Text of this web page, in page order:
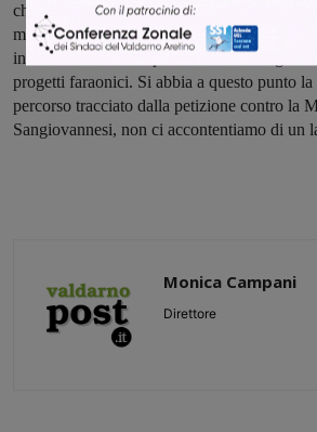
chi ( come noi e gli amici del comitato No
miglioramento della viabilità come
interventi mirati che partissero dai bisogni
progetti faraonici. Si abbia a questo punto
percorso tracciato dalla petizione contro la
Sangiovannesi, non ci accontentiamo di un
Monica Campani
Direttore